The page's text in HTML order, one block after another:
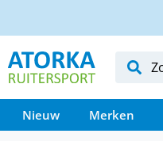
Nieuw Merken